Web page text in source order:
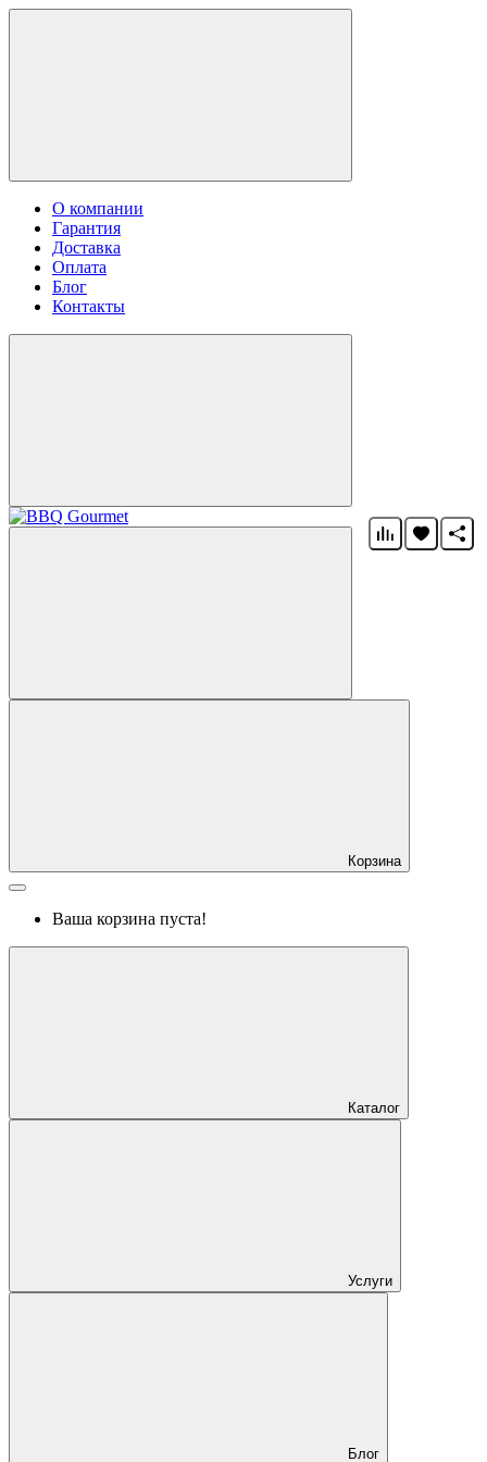
О компании
Гарантия
Доставка
Оплата
Блог
Контакты
Корзина
Ваша корзина пуста!
Каталог
Услуги
Блог